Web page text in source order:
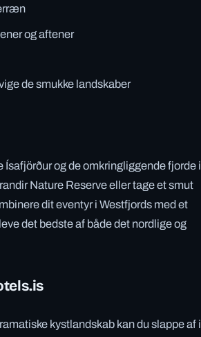
og aftener
de smukke landskaber
og de omkringliggende fjorde i
Nature Reserve eller tage et smut
dit eventyr i Westfjords med et
det bedste af både det nordlige og
kystlandskab kan du slappe af i